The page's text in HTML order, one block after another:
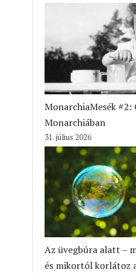
MonarchiaMesék #2:
Monarchiában
31. július 2026
Az üvegbúra alatt –
és mikortól korlátoz